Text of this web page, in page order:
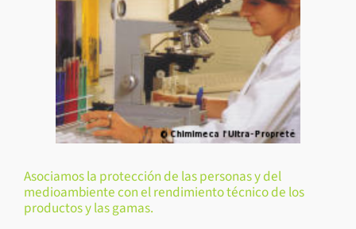
Asociamos la protección de las personas y del
medioambiente con el rendimiento técnico de los
productos y las gamas.